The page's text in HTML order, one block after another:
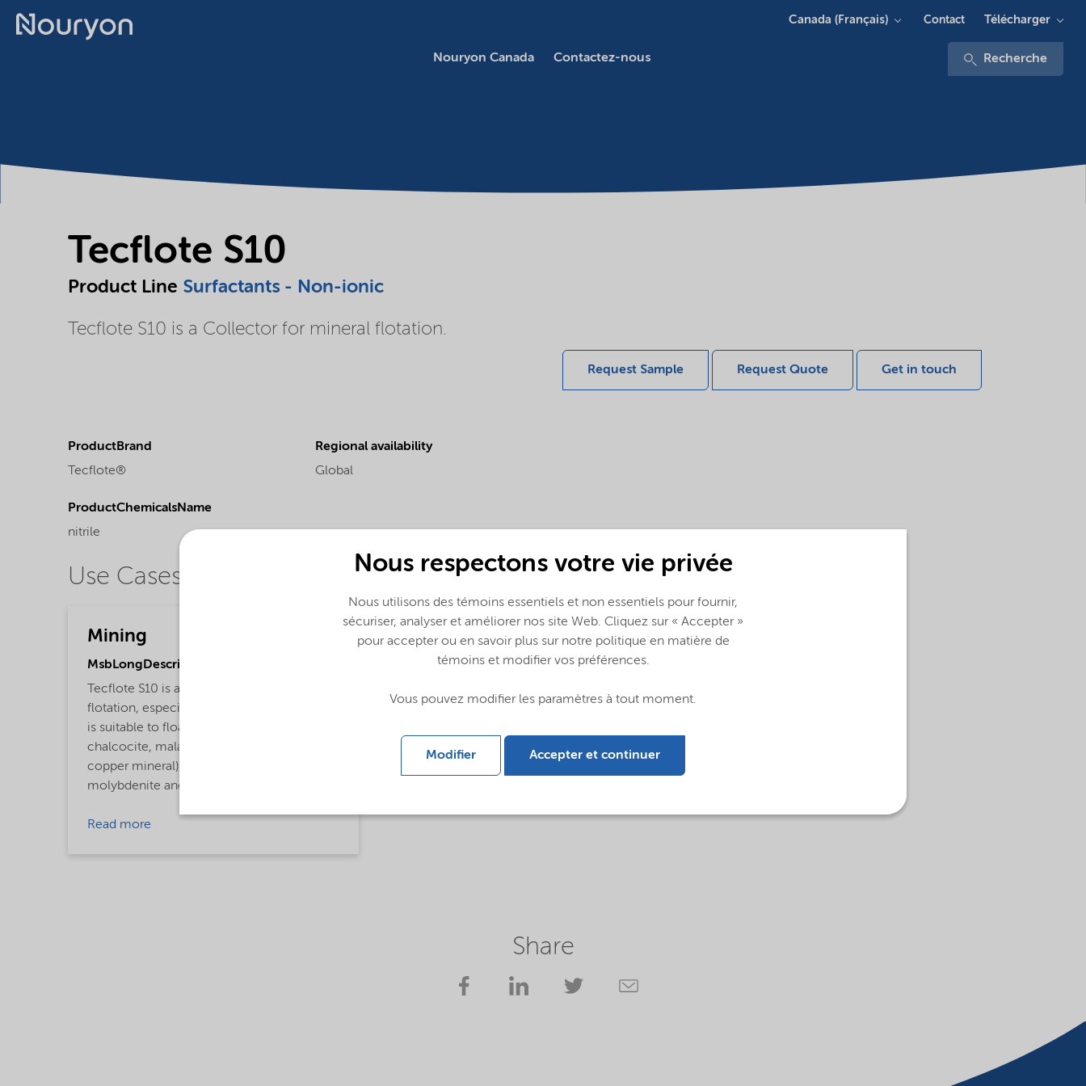
Nouryon Canada Contactez-nous Recherche
Canada (Français) Contact Télécharger
Tecflote S10
Product Line Surfactants - Non-ionic
Tecflote S10 is a Collector for mineral flotation.
Request Sample Request Quote Get in touch
ProductBrand
Tecflote®
Regional availability
Global
ProductChemicalsName
nitrile
Use Cases
Mining
MsbLongDescription
Tecflote S10 is a collector for mineral
flotation, especially for sulphide minerals. It
is suitable to float chalcopyrite, bornite (not
chalcocite, malachite and other oxidised
copper mineral), sphalerite, galena,
molybdenite and pentlandite.
Read more
Share
Nous respectons votre vie privée
Nous utilisons des témoins essentiels et non essentiels pour fournir,
sécuriser, analyser et améliorer nos site Web. Cliquez sur « Accepter »
pour accepter ou en savoir plus sur notre politique en matière de
témoins et modifier vos préférences.
Vous pouvez modifier les paramètres à tout moment.
Modifier Accepter et continuer